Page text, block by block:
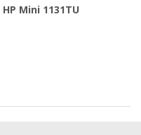
HP Mini 1131TU